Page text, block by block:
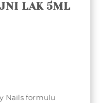
LAK 5ML
Nails formulu